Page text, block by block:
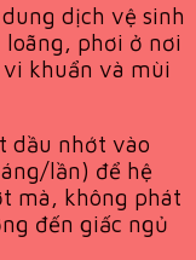
dịch vệ sinh
loãng, phơi ở nơi
khuẩn và mùi
dầu nhớt vào
lần) để hệ
mà, không phát
đến giấc ngủ